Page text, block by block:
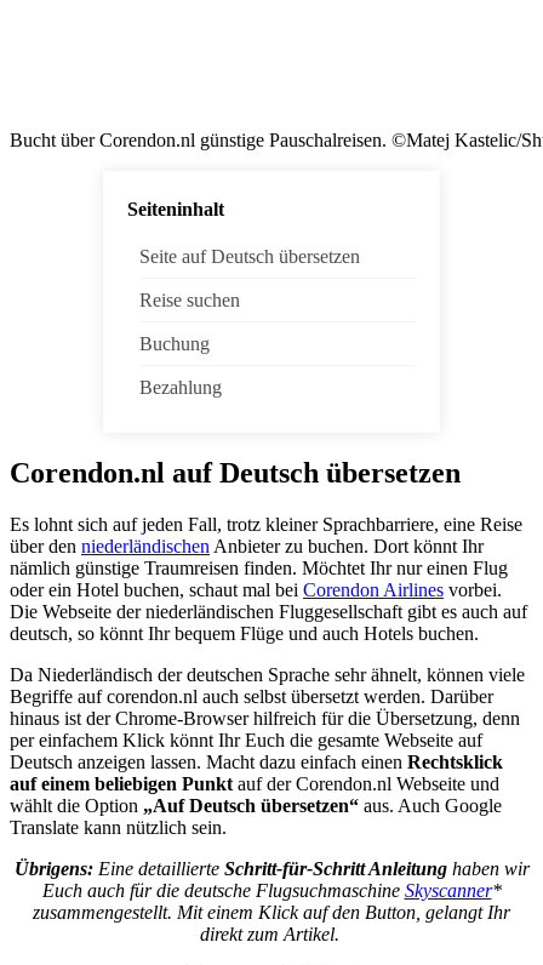
Bucht über Corendon.nl günstige Pauschalreisen. ©Matej Kastelic/
Seiteninhalt
Seite auf Deutsch übersetzen
Reise suchen
Buchung
Bezahlung
Corendon.nl auf Deutsch übersetzen
Es lohnt sich auf jeden Fall, trotz kleiner Sprachbarriere, eine Reise
über den niederländischen Anbieter zu buchen. Dort könnt Ihr
nämlich günstige Traumreisen finden. Möchtet Ihr nur einen Flug
oder ein Hotel buchen, schaut mal bei Corendon Airlines vorbei.
Die Webseite der niederländischen Fluggesellschaft gibt es auch auf
deutsch, so könnt Ihr bequem Flüge und auch Hotels buchen.
Da Niederländisch der deutschen Sprache sehr ähnelt, können viele
Begriffe auf corendon.nl auch selbst übersetzt werden. Darüber
hinaus ist der Chrome-Browser hilfreich für die Übersetzung, denn
per einfachem Klick könnt Ihr Euch die gesamte Webseite auf
Deutsch anzeigen lassen. Macht dazu einfach einen Rechtsklick
auf einem beliebigen Punkt auf der Corendon.nl Webseite und
wählt die Option „Auf Deutsch übersetzen“ aus. Auch Google
Translate kann nützlich sein.
Übrigens:Eine detaillierte Schritt-für-Schritt Anleitunghaben wir
Euch auch für die deutsche Flugsuchmaschine Skyscanner*
zusammengestellt. Mit einem Klick auf den Button, gelangt Ihr
direkt zum Artikel.